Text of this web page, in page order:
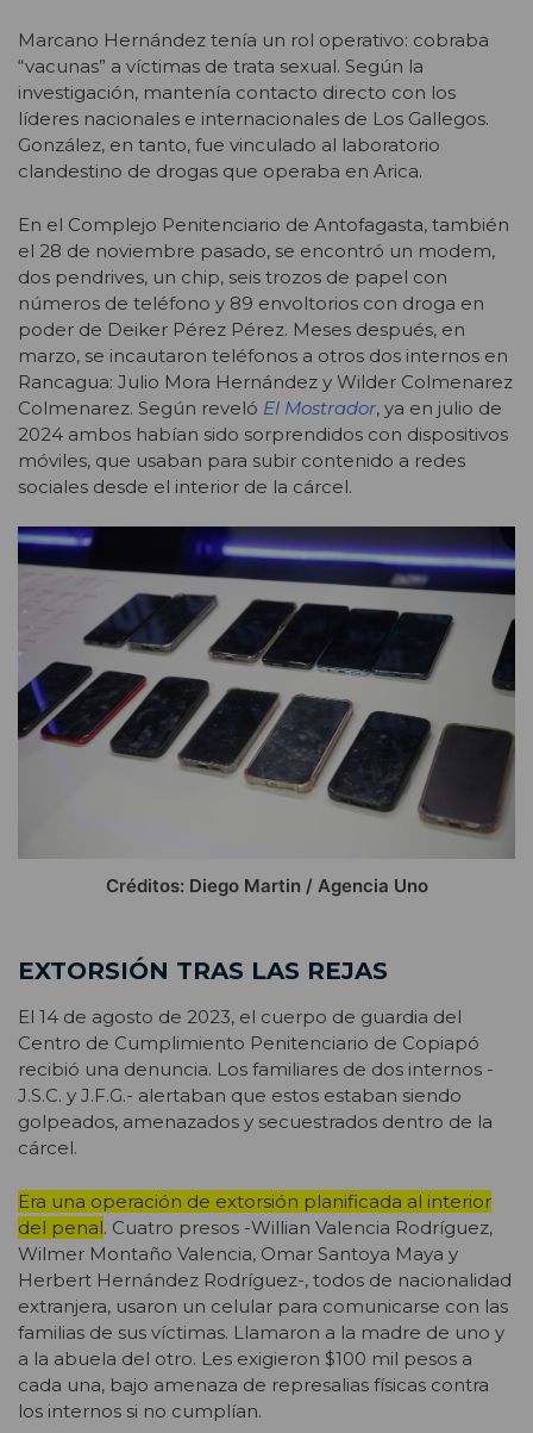
Marcano Hernández tenía un rol operativo: cobraba
“vacunas” a víctimas de trata sexual. Según la
investigación, mantenía contacto directo con los
líderes nacionales e internacionales de Los Gallegos.
González, en tanto, fue vinculado al laboratorio
clandestino de drogas que operaba en Arica.
En el Complejo Penitenciario de Antofagasta, también
el 28 de noviembre pasado, se encontró un modem,
dos pendrives, un chip, seis trozos de papel con
números de teléfono y 89 envoltorios con droga en
poder de Deiker Pérez Pérez. Meses después, en
marzo, se incautaron teléfonos a otros dos internos en
Rancagua: Julio Mora Hernández y Wilder Colmenarez
Colmenarez. Según reveló El Mostrador, ya en julio de
2024 ambos habían sido sorprendidos con dispositivos
móviles, que usaban para subir contenido a redes
sociales desde el interior de la cárcel.
Créditos: Diego Martin / Agencia Uno
EXTORSIÓN TRAS LAS REJAS
El 14 de agosto de 2023, el cuerpo de guardia del
Centro de Cumplimiento Penitenciario de Copiapó
recibió una denuncia. Los familiares de dos internos -
J.S.C. y J.F.G.- alertaban que estos estaban siendo
golpeados, amenazados y secuestrados dentro de la
cárcel.
Era una operación de extorsión planificada al interior
del penal. Cuatro presos -Willian Valencia Rodríguez,
Wilmer Montaño Valencia, Omar Santoya Maya y
Herbert Hernández Rodríguez-, todos de nacionalidad
extranjera, usaron un celular para comunicarse con las
familias de sus víctimas. Llamaron a la madre de uno y
a la abuela del otro. Les exigieron $100 mil pesos a
cada una, bajo amenaza de represalias físicas contra
los internos si no cumplían.